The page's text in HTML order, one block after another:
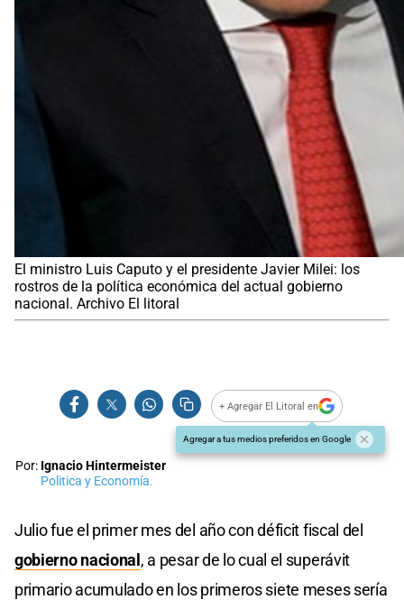
El ministro Luis Caputo y el presidente Javier Milei: los
rostros de la política económica del actual gobierno
nacional. Archivo El litoral
+ Agregar El Litoral en
Agregar a tus medios preferidos en Google
Por: Ignacio Hintermeister
Politica y Economía.
Julio fue el primer mes del año con déficit fiscal del
gobierno nacional , a pesar de lo cual el superávit
primario acumulado en los primeros siete meses sería